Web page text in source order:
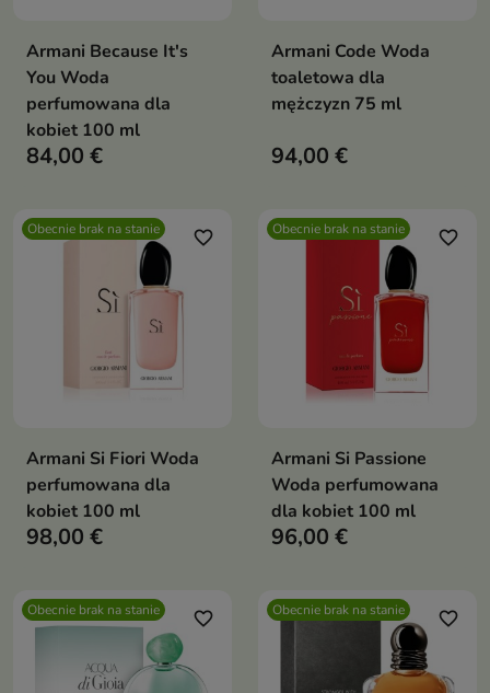
Armani Because It's
You Woda
perfumowana dla
kobiet 100 ml
84,00 €
Armani Code Woda
toaletowa dla
mężczyzn 75 ml
94,00 €
Obecnie brak na stanie favorite_border
Armani Si Fiori Woda
perfumowana dla
kobiet 100 ml
98,00 €
Obecnie brak na stanie favorite_border
Armani Si Passione
Woda perfumowana
dla kobiet 100 ml
96,00 €
Obecnie brak na stanie favorite_border Obecnie brak na stanie favorite_border